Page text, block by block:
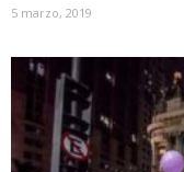
5 marzo, 2019